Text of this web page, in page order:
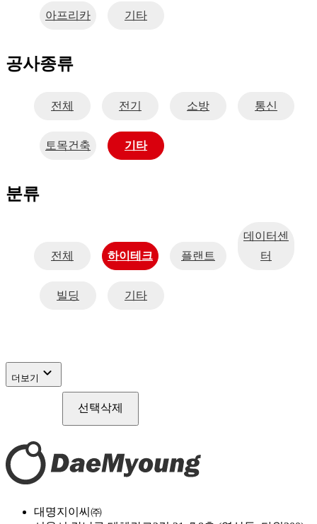
아프리카 기타
공사종류
전체 전기 소방 통신
토목건축 기타
분류
전체 하이테크 플랜트
데이터센
터
빌딩 기타
더보기 expand_more
선택삭제
대명지이씨㈜